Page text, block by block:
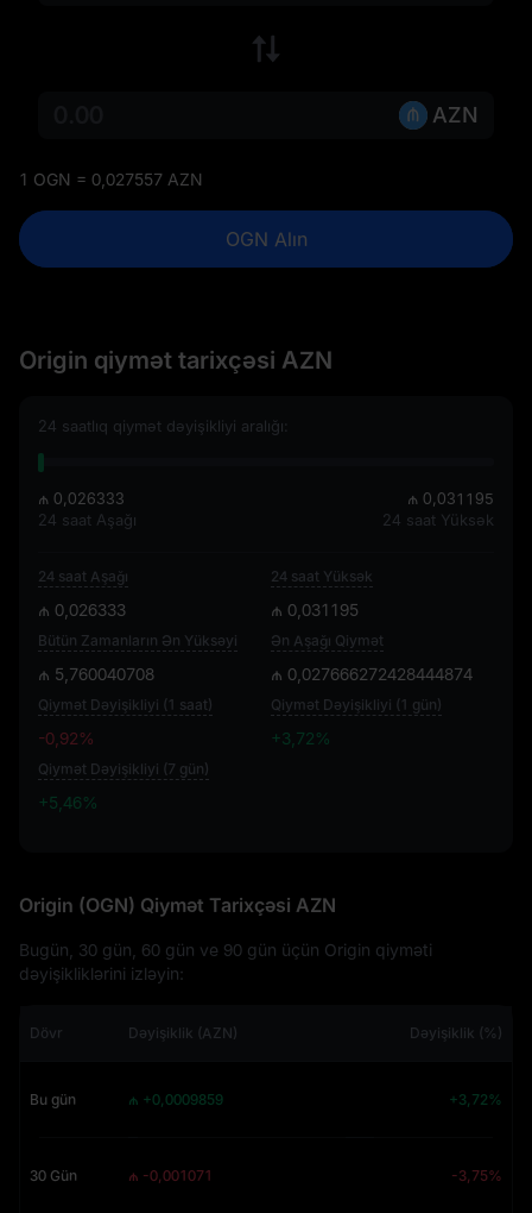
AZN
1 OGN = 0,027557 AZN
OGN Alın
Origin qiymət tarixçəsi AZN
24 saatlıq qiymət dəyişikliyi aralığı:
₼ 0,026333
24 saat Aşağı
₼ 0,031195
24 saat Yüksək
24 saat Aşağı
₼ 0,026333
24 saat Yüksək
₼ 0,031195
Bütün Zamanların Ən Yüksəyi
₼ 5,760040708
Ən Aşağı Qiymət
₼ 0,027666272428444874
Qiymət Dəyişikliyi (1 saat)
-0,92%
Qiymət Dəyişikliyi (1 gün)
+3,72%
Qiymət Dəyişikliyi (7 gün)
+5,46%
Origin (OGN) Qiymət Tarixçəsi AZN
Bugün, 30 gün, 60 gün ve 90 gün üçün Origin qiyməti
dəyişikliklərini izləyin:
Dövr Dəyişiklik (AZN) Dəyişiklik (%)
Bu gün ₼ +0,0009859 +3,72%
30 Gün ₼ -0,001071 -3,75%